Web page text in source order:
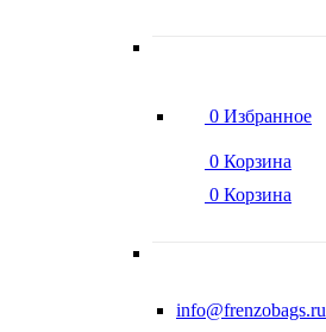
0 Избранное
0 Корзина
0 Корзина
info@frenzobags.ru